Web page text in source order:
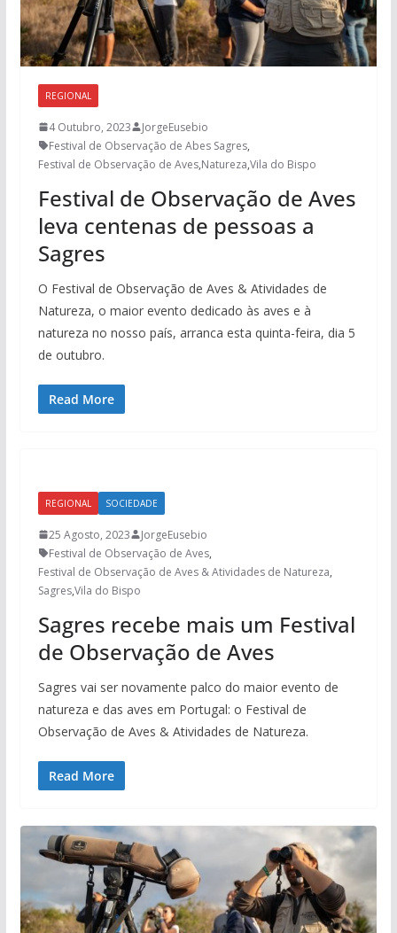
REGIONAL
4 Outubro, 2023
JorgeEusebio
Festival de Observação de Abes Sagres,
Festival de Observação de Aves,Natureza,Vila do Bispo
Festival de Observação de Aves
leva centenas de pessoas a
Sagres
O Festival de Observação de Aves & Atividades de
Natureza, o maior evento dedicado às aves e à
natureza no nosso país, arranca esta quinta-feira, dia 5
de outubro.
Read More
REGIONAL SOCIEDADE
25 Agosto, 2023
JorgeEusebio
Festival de Observação de Aves,
Festival de Observação de Aves & Atividades de Natureza,
Sagres,Vila do Bispo
Sagres recebe mais um Festival
de Observação de Aves
Sagres vai ser novamente palco do maior evento de
natureza e das aves em Portugal: o Festival de
Observação de Aves & Atividades de Natureza.
Read More